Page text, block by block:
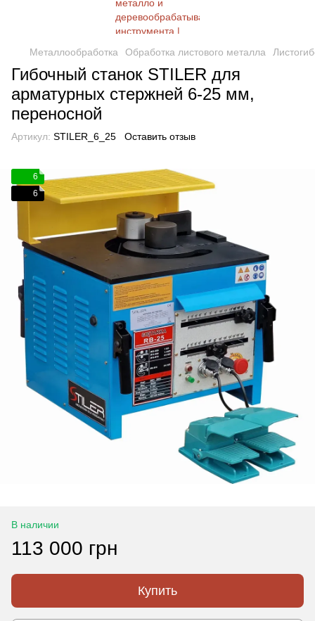
Металлообработка Обработка листового металла
Гибочный станок STILER для
арматурных стержней 6-25 мм,
переносной
Артикул: STILER_6_25 Оставить отзыв
6
6
В наличии
113 000 грн
Купить